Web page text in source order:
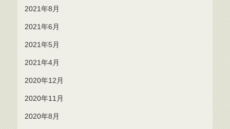
2021年8月
2021年6月
2021年5月
2021年4月
2020年12月
2020年11月
2020年8月